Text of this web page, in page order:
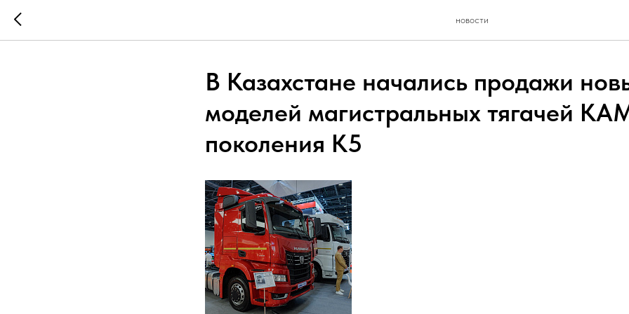
новости
В Казахстане начались продажи
моделей магистральных тягачей
поколения К5